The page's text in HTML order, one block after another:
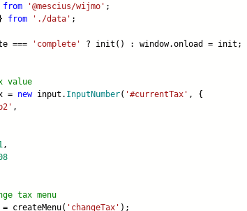
from '@mescius/wijmo' ;
from './data' ;
===
'complete'
? init() : window.onload = init;
value
= newinput. InputNumber( '#currentTax' , {
,
,
tax menu
= createMenu( 'changeTax' );